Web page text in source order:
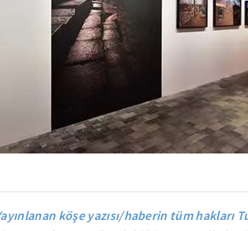
köşe yazısı/haberin tüm hakları